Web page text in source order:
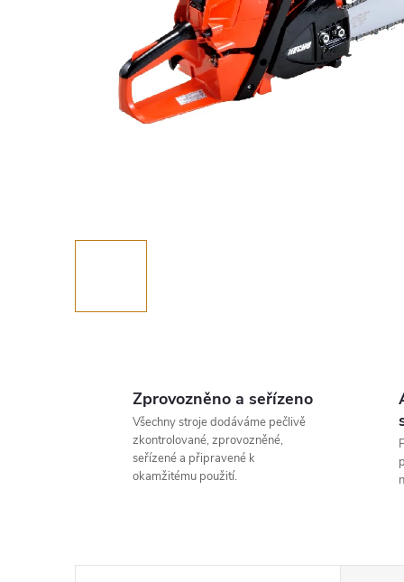
Zprovozněno a seřízeno
Všechny stroje dodáváme pečlivě
zkontrolované, zprovozněné,
seřízené a připravené k
okamžitému použití.